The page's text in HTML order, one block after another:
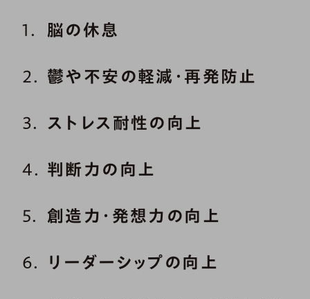
脳の休息
鬱や不安の軽減・再発防止
ストレス耐性の向上
判断力の向上
創造力・発想力の向上
リーダーシップの向上